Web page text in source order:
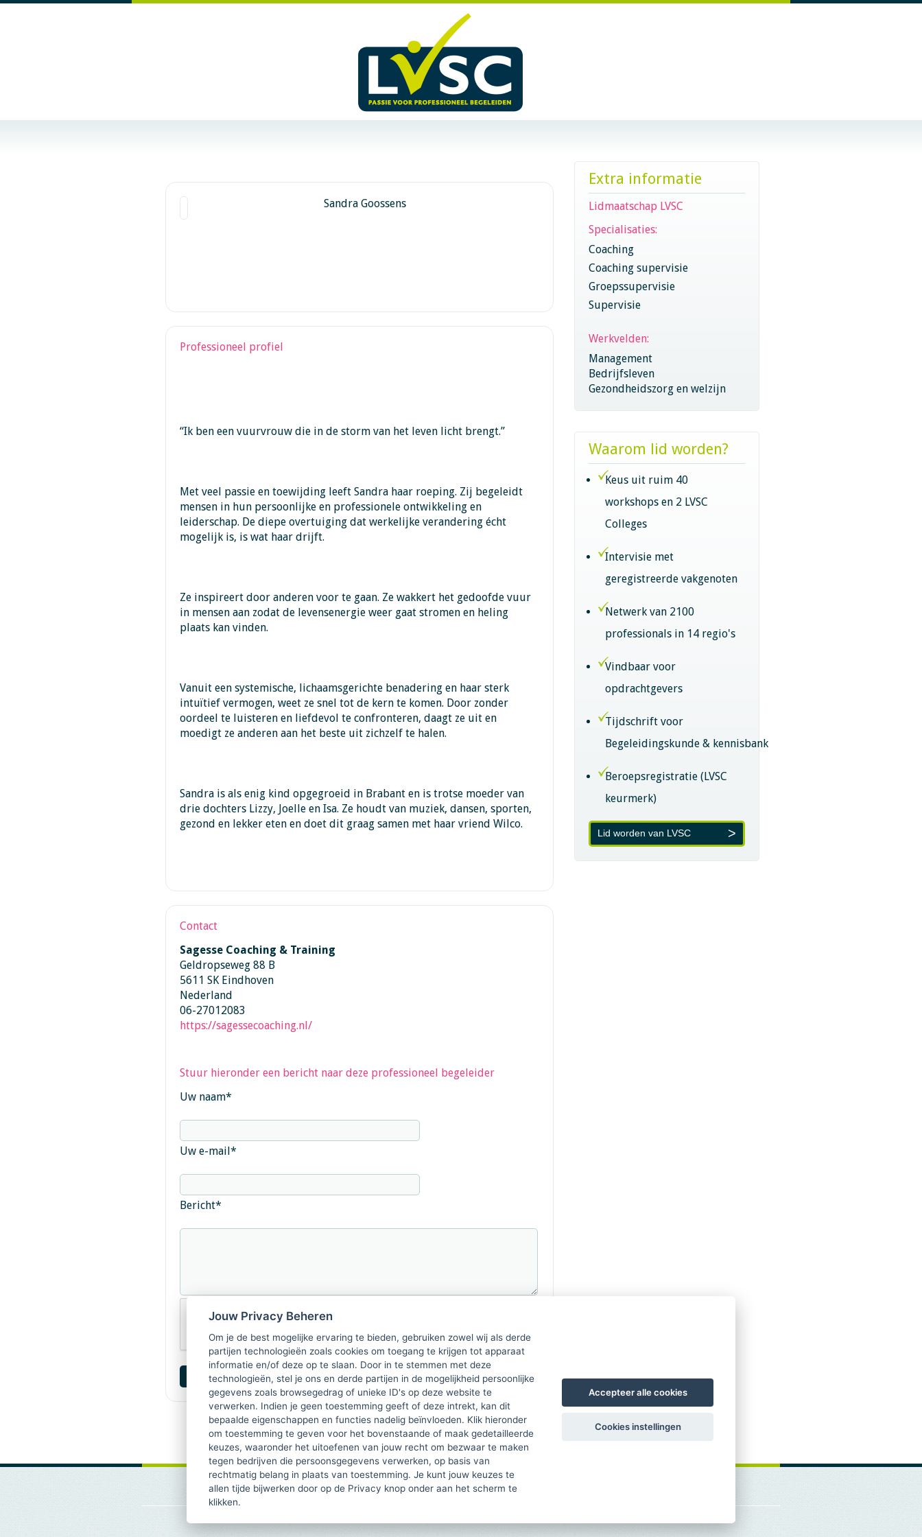
Sandra Goossens
Professioneel profiel
“Ik ben een vuurvrouw die in de storm van het leven licht brengt.”
Met veel passie en toewijding leeft Sandra haar roeping. Zij begeleidt
mensen in hun persoonlijke en professionele ontwikkeling en
leiderschap. De diepe overtuiging dat werkelijke verandering écht
mogelijk is, is wat haar drijft.
Ze inspireert door anderen voor te gaan. Ze wakkert het gedoofde vuur
in mensen aan zodat de levensenergie weer gaat stromen en heling
plaats kan vinden.
Vanuit een systemische, lichaamsgerichte benadering en haar sterk
intuïtief vermogen, weet ze snel tot de kern te komen. Door zonder
oordeel te luisteren en liefdevol te confronteren, daagt ze uit en
moedigt ze anderen aan het beste uit zichzelf te halen.
Sandra is als enig kind opgegroeid in Brabant en is trotse moeder van
drie dochters Lizzy, Joelle en Isa. Ze houdt van muziek, dansen, sporten,
gezond en lekker eten en doet dit graag samen met haar vriend Wilco.
Contact
Sagesse Coaching & Training
Geldropseweg 88 B
5611 SK Eindhoven
Nederland
06-27012083
https://sagessecoaching.nl/
Stuur hieronder een bericht naar deze professioneel begeleider
Uw naam*
Uw e-mail*
Bericht*
Extra informatie
Lidmaatschap LVSC
Specialisaties:
Coaching
Coaching supervisie
Groepssupervisie
Supervisie
Werkvelden:
Management
Bedrijfsleven
Gezondheidszorg en welzijn
Waarom lid worden?
Keus uit ruim 40
workshops en 2 LVSC
Colleges
Intervisie met
geregistreerde vakgenoten
Netwerk van 2100
professionals in 14 regio's
Vindbaar voor
opdrachtgevers
Tijdschrift voor
Begeleidingskunde & kennisbank
Beroepsregistratie (LVSC
keurmerk)
Lid worden van LVSC
Jouw Privacy Beheren
Om je de best mogelijke ervaring te bieden, gebruiken zowel wij als derde
partijen technologieën zoals cookies om toegang te krijgen tot apparaat
informatie en/of deze op te slaan. Door in te stemmen met deze
technologieën, stel je ons en derde partijen in de mogelijkheid persoonlijke
gegevens zoals browsegedrag of unieke ID's op deze website te
verwerken. Indien je geen toestemming geeft of deze intrekt, kan dit
bepaalde eigenschappen en functies nadelig beïnvloeden. Klik hieronder
om toestemming te geven voor het bovenstaande of maak gedetailleerde
keuzes, waaronder het uitoefenen van jouw recht om bezwaar te maken
tegen bedrijven die persoonsgegevens verwerken, op basis van
rechtmatig belang in plaats van toestemming. Je kunt jouw keuzes te
allen tijde bijwerken door op de Privacy knop onder aan het scherm te
klikken.
Accepteer alle cookies
Cookies instellingen